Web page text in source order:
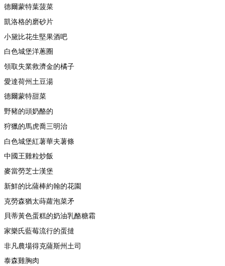
德爾蒙特葉菠菜
凱洛格的磨砂片
小黛比花生堅果酒吧
白色城堡洋蔥圈
領取失業救濟金的橘子
愛達荷州土豆湯
德爾蒙特甜菜
野豬的頭奶酪的
狩獵的馬虎喬三明治
白色城堡紅薯華夫薯條
中國王雞粒炒飯
麥當勞芝士漢堡
新鮮的比薩棒約翰的花園
克勞森猶太蒔蘿泡菜矛
貝蒂黃色蛋糕的奶油乳酪糖霜
家樂氏藍莓流行的蛋撻
非凡農場得克薩斯州土司
泰森雞胸肉